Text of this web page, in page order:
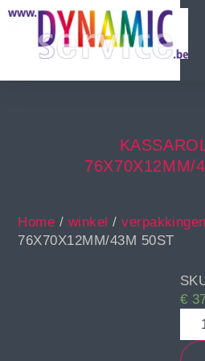
76X70X12MM/
Home / winkel /verpakkingen
76X70X12MM/43M 50ST
€